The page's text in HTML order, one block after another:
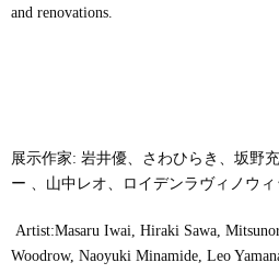
and renovations.
展示作家: 岩井優、さわひらき、坂野
ー 、山中レオ、ロイデンラヴィノウ
Artist:Masaru Iwai, Hiraki Sawa,
Woodrow, Naoyuki Minamide, Leo